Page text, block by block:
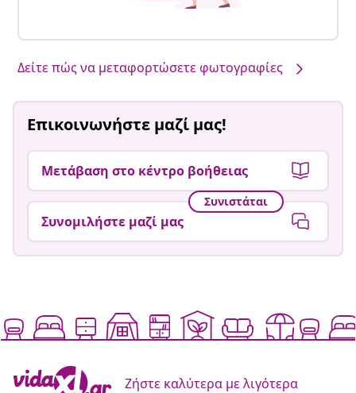
Δείτε πώς να μεταφορτώσετε φωτογραφίες
Επικοινωνήστε μαζί μας!
Μετάβαση στο κέντρο βοήθειας
Συνιστάται
Συνομιλήστε μαζί μας
Ζήστε καλύτερα με λιγότερα